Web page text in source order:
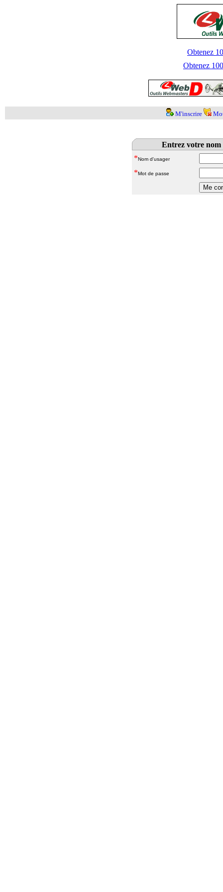
Obtenez
Obtenez
M'inscrire
Entrez votre nom
*Nom d'usager
*Mot de passe